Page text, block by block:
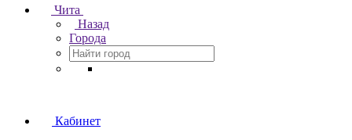
Чита
Назад
Города
Кабинет